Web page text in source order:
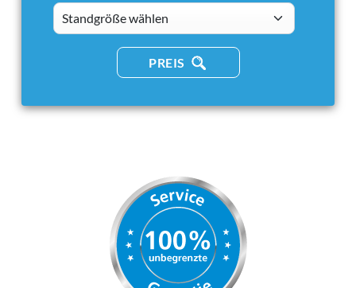
standsizes
PREIS